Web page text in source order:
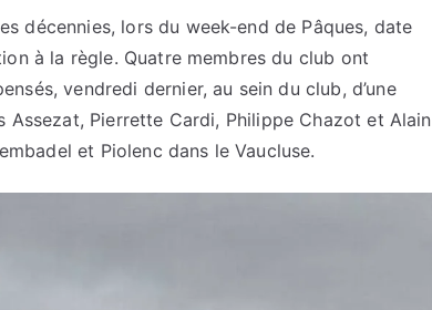
décennies, lors du week-end de Pâques, date
à la règle. Quatre membres du club ont
vendredi dernier, au sein du club, d’une
Assezat, Pierrette Cardi, Philippe Chazot et Alain
et Piolenc dans le Vaucluse.